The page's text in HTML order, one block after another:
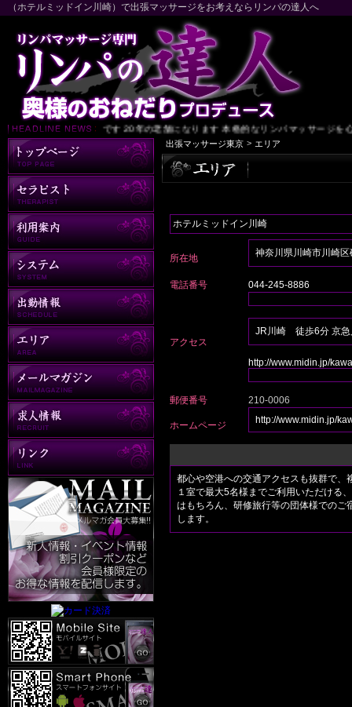
（ホテルミッドイン川崎）で出張マッサージをお考えならリンパの達人へ
京 リンパの達人です 20年の老舗になります 本格的なリンパマッサージを心
出張マッサージ東京 > エリア
ホテルミッドイン川崎
所在地 神奈川県川崎市川崎区
電話番号 044-245-8886
アクセス
JR川崎 徒歩6分 京
http://www.midin.jp/
郵便番号 210-0006
ホームページ http://www.midin.jp/
都心や空港への交通アクセスも抜群で
１室で最大5名様までご利用いただける
はもちろん、研修旅行等の団体様での
します。